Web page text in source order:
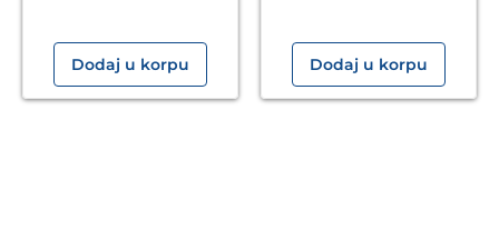
Dodaj u korpu Dodaj u korpu